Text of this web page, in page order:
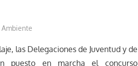
las Delegaciones de Juventud y de
puesto en marcha el concurso